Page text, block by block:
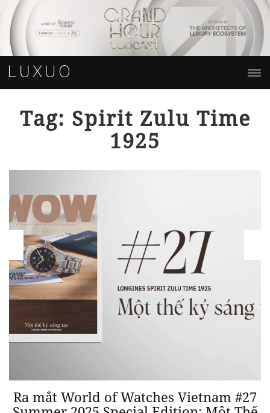
Tag: Spirit Zulu Time
1925
Ra mắt World of Watches Vietnam #27